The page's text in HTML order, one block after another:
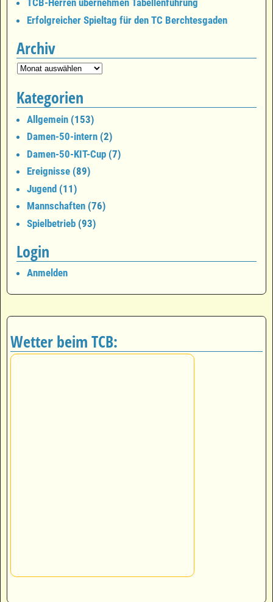
TCB-Herren übernehmen Tabellenführung
Erfolgreicher Spieltag für den TC Berchtesgaden
Archiv
Kategorien
Allgemein (153)
Damen-50-intern (2)
Damen-50-KIT-Cup (7)
Ereignisse (89)
Jugend (11)
Mannschaften (76)
Spielbetrieb (93)
Login
Anmelden
Wetter beim TCB: